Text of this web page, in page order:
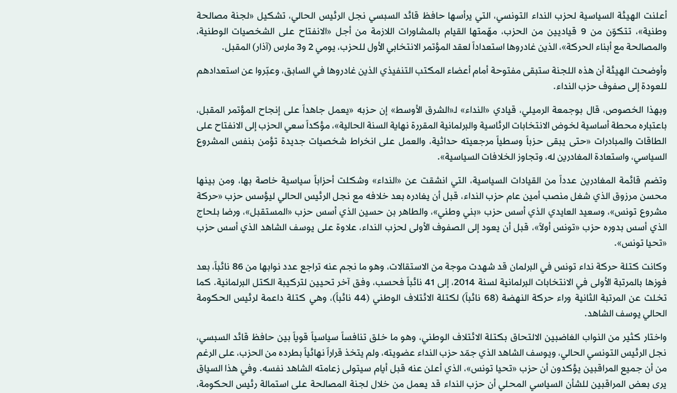
أعلنت الهيئة السياسية لحزب النداء التونسي، التي يرأسها حافظ قائد السبسي نجل الرئيس الحالي، تشكيل «لجنة مصالحة
وطنية»، تتكوّن من 9 قياديين من الحزب، مهّمتها القيام بالمشاورات اللازمة من أجل «الانفتاح على الشخصيات الوطنية،
والمصالحة مع أبناء الحركة»، الذين غادروها استعداداً لعقد المؤتمر الانتخابي الأول للحزب، يومي 2 و3 مارس (آذار) المقبل.
وأوضحت الهيئة أن هذه اللجنة ستبقى مفتوحة أمام أعضاء المكتب التنفيذي الذين غادروها في السابق، وعبّروا عن استعدادهم
للعودة إلى صفوف حزب النداء.
وبهذا الخصوص، قال بوجمعة الرميلي، قيادي «النداء» لـ«الشرق الأوسط» إن حزبه «يعمل جاهداً على إنجاح المؤتمر المقبل،
باعتباره محطة أساسية لخوض الانتخابات الرئاسية والبرلمانية المقررة نهاية السنة الحالية»، مؤكداً سعي الحزب إلى الانفتاح على
الطاقات والمبادرات «حتى يبقى حزباً وسطياً مرجعيته حداثية، والعمل على انخراط شخصيات جديدة تؤمن بنفس المشروع
السياسي، واستعادة المغادرين له، وتجاوز الخلافات السياسية».
وتضم قائمة المغادرين عدداً من القيادات السياسية، التي انشقت عن «النداء» وشكلت أحزاباً سياسية خاصة بها، ومن بينها
محسن مرزوق الذي شغل منصب أمين عام حزب النداء، قبل أن يغادره بعد خلافه مع نجل الرئيس الحالي ليؤسس حزب «حركة
مشروع تونس»، وسعيد العايدي الذي أسس حزب «بني وطني»، والطاهر بن حسين الذي أسس حزب «المستقبل»، ورضا بلحاج
الذي أسس بدوره حزب «تونس أولاً»، قبل أن يعود إلى الصفوف الأولى لحزب النداء، علاوة على يوسف الشاهد الذي أسس حزب
«تحيا تونس».
وكانت كتلة حركة نداء تونس في البرلمان قد شهدت موجة من الاستقالات، وهو ما نجم عنه تراجع عدد نوابها من 86 نائباً، بعد
فوزها بالمرتبة الأولى في الانتخابات البرلمانية لسنة 2014، إلى 41 نائباً فحسب، وفق آخر تحيين لتركيبة الكتل البرلمانية. كما
تخلت عن المرتبة الثانية وراء حركة النهضة (68 نائباً) لكتلة الائتلاف الوطني (44 نائباً)، وهي كتلة داعمة لرئيس الحكومة
الحالي يوسف الشاهد.
واختار كثير من النواب الغاضبين الالتحاق بكتلة الائتلاف الوطني، وهو ما خلق تنافساً سياسياً قوياً بين حافظ قائد السبسي،
نجل الرئيس التونسي الحالي، ويوسف الشاهد الذي جمّد حزب النداء عضويته، ولم يتخذ قراراً نهائياً بطرده من الحزب، على الرغم
من أن جميع المراقبين يؤكدون أن حزب «تحيا تونس»، الذي أعلن عنه قبل أيام سيتولى زعامته الشاهد نفسه. وفي هذا السياق
يرى بعض المراقبين للشأن السياسي المحلي أن حزب النداء قد يعمل من خلال لجنة المصالحة على استمالة رئيس الحكومة،